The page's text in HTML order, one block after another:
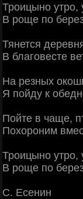
Троицыно утро,
В роще по
Тянется
В благовесте
На резных
Я пойду к
Пойте в чаще,
Похороним
Троицыно утро,
В роще по
С. Есенин